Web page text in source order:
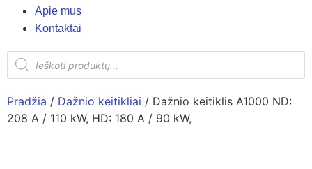
Apie mus
Kontaktai
Pradžia / Dažnio keitikliai / Dažnio keitiklis A1000 ND:
208 A / 110 kW, HD: 180 A / 90 kW,